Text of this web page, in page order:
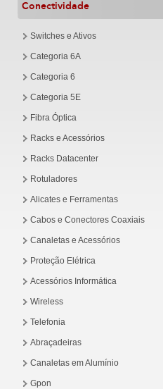
Conectividade
Switches e Ativos
Categoria 6A
Categoria 6
Categoria 5E
Fibra Óptica
Racks e Acessórios
Racks Datacenter
Rotuladores
Alicates e Ferramentas
Cabos e Conectores Coaxiais
Canaletas e Acessórios
Proteção Elétrica
Acessórios Informática
Wireless
Telefonia
Abraçadeiras
Canaletas em Alumínio
Gpon